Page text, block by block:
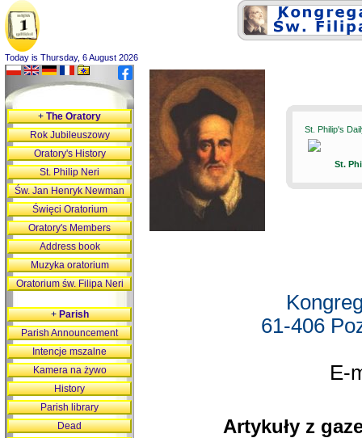
Today is Thursday, 6 August 2026
St. Philip's
St.
61-406
E-
Artykuły z
+The Oratory
Rok Jubileuszowy
Oratory's History
St. Philip Neri
Św. Jan Henryk Newman
Święci Oratorium
Oratory's Members
Address book
Muzyka oratorium
Oratorium św. Filipa Neri
+Parish
Parish Announcement
Intencje mszalne
Kamera na żywo
History
Parish library
Dead